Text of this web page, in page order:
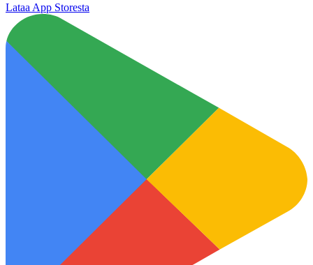
Lataa App Storesta